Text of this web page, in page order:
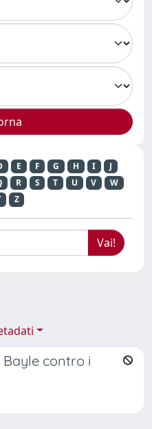
E F G H I
J
R S T U V
W
Z
contro i